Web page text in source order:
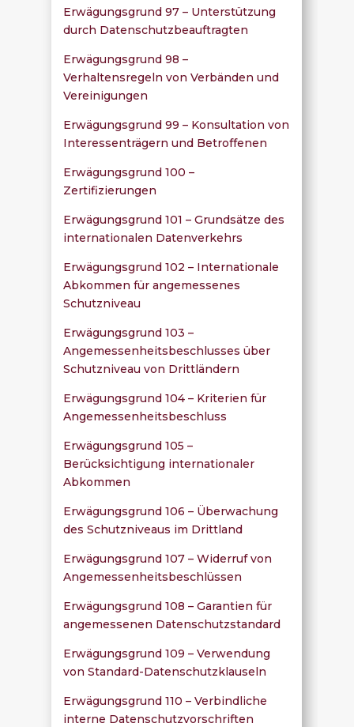
Erwägungsgrund 97 – Unterstützung
durch Datenschutzbeauftragten
Erwägungsgrund 98 –
Verhaltensregeln von Verbänden und
Vereinigungen
Erwägungsgrund 99 – Konsultation von
Interessenträgern und Betroffenen
Erwägungsgrund 100 –
Zertifizierungen
Erwägungsgrund 101 – Grundsätze des
internationalen Datenverkehrs
Erwägungsgrund 102 – Internationale
Abkommen für angemessenes
Schutzniveau
Erwägungsgrund 103 –
Angemessenheitsbeschlusses über
Schutzniveau von Drittländern
Erwägungsgrund 104 – Kriterien für
Angemessenheitsbeschluss
Erwägungsgrund 105 –
Berücksichtigung internationaler
Abkommen
Erwägungsgrund 106 – Überwachung
des Schutzniveaus im Drittland
Erwägungsgrund 107 – Widerruf von
Angemessenheitsbeschlüssen
Erwägungsgrund 108 – Garantien für
angemessenen Datenschutzstandard
Erwägungsgrund 109 – Verwendung
von Standard-Datenschutzklauseln
Erwägungsgrund 110 – Verbindliche
interne Datenschutzvorschriften